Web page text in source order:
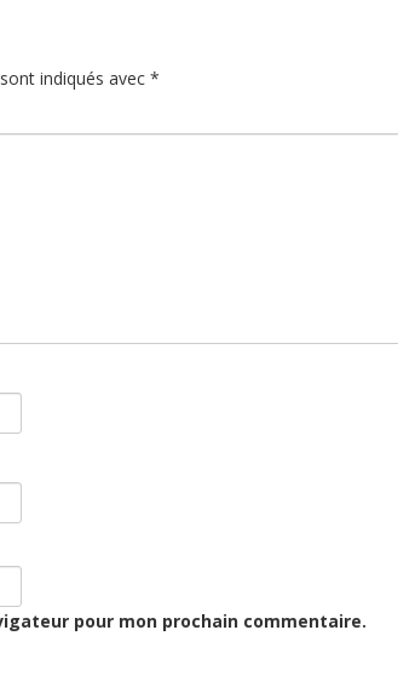
indiqués avec *
pour mon prochain commentaire.